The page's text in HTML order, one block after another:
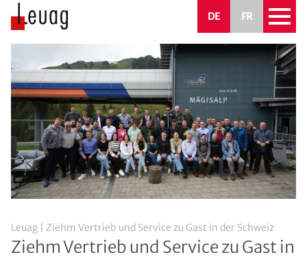
DE FR
Leuag Ziehm Vertrieb und Service zu Gast in der Schweiz
Ziehm Vertrieb und Service zu Gast in